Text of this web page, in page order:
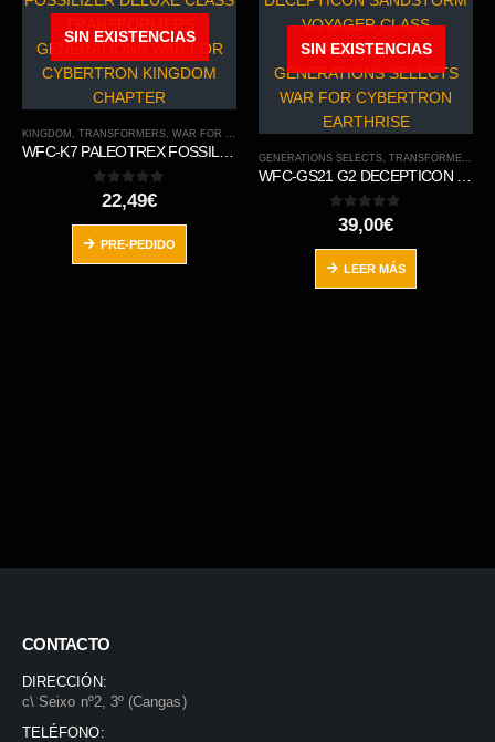
SIN EXISTENCIAS
KINGDOM , TRANSFORMERS, WAR FOR CYBERTRON TRILOGY
WFC-K7 PALEOTREX FOSSILIZER DELUXE CLASS TRANSFORMERS GENERATIONS WAR FOR CYBERTRON KINGDOM CHAPTER
out of 5
22,49€
PRE-PEDIDO
SIN EXISTENCIAS
GENERATIONS SELECTS, TRANSFORMERS
WFC-GS21 G2 DECEPTICON SANDSTORM VOYAGER CLASS TRANSFORMERS GENERATIONS SELECTS WAR FOR CYBERTRON EARTHRISE
out of 5
39,00€
LEER MÁS
CONTACTO
DIRECCIÓN:
c\ Seixo nº2, 3º (Cangas)
TELÉFONO: